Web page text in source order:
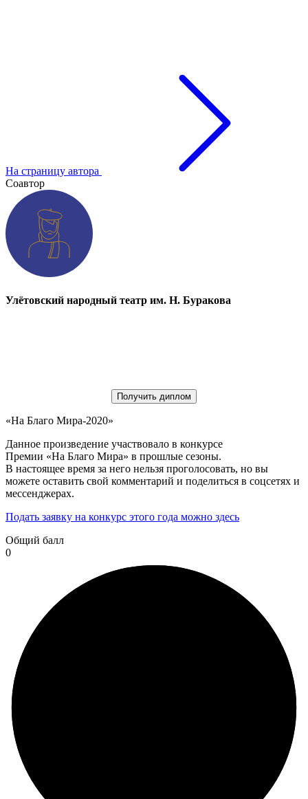
На страницу автора
Соавтор
Улётовский народный театр им. Н. Буракова
Получить диплом
«На Благо Мира-2020»
Данное произведение участвовало в конкурсе
Премии «На Благо Мира» в прошлые сезоны.
В настоящее время за него нельзя проголосовать, но вы
можете оставить свой комментарий и поделиться в соцсетях и
мессенджерах.
Подать заявку на конкурс этого года можно здесь
Общий балл
0